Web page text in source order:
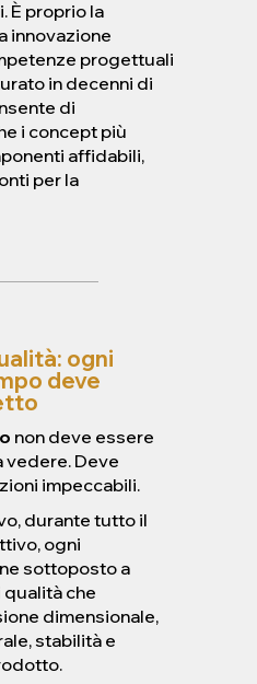
È proprio la
innovazione
progettuali
in decenni di
di
i concept più
affidabili,
per la
ogni
deve
non deve essere
vedere. Deve
impeccabili.
durante tutto il
ogni
sottoposto a
che
dimensionale,
stabilità e